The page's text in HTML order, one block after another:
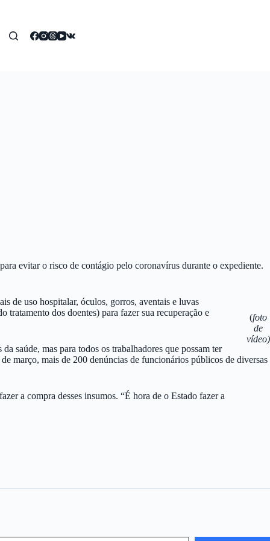
evitar o risco de contágio pelo coronavírus durante o expediente.
(foto
de
vídeo)
de uso hospitalar, óculos, gorros, aventais e luvas
tratamento dos doentes) para fazer sua recuperação e
saúde, mas para todos os trabalhadores que possam ter
março, mais de 200 denúncias de funcionários públicos de diversas
a compra desses insumos. “É hora de o Estado fazer a